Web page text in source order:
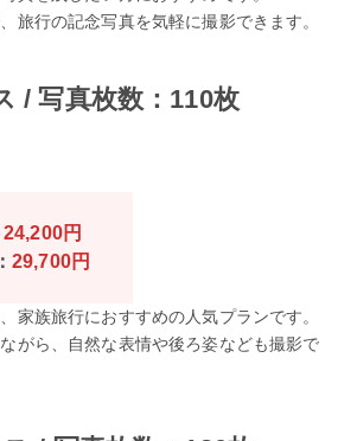
旅行の記念写真を気軽に撮影できます。
/ 写真枚数：110枚
24,200円
29,700円
家族旅行におすすめの人気プランです。
がら、自然な表情や後ろ姿なども撮影で